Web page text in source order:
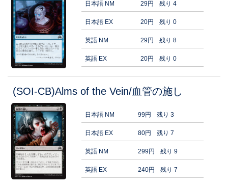
日本語 NM 29円 残り 4
日本語 EX 20円 残り 0
英語 NM 29円 残り 8
英語 EX 20円 残り 0
(SOI-CB)Alms of the Vein/血管の施し
日本語 NM 99円 残り 3
日本語 EX 80円 残り 7
英語 NM 299円 残り 9
英語 EX 240円 残り 7